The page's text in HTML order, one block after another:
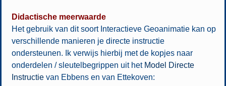
Didactische meerwaarde
Het gebruik van dit soort Interactieve Geoanimatie kan op
verschillende manieren je directe instructie
ondersteunen. Ik verwijs hierbij met de kopjes naar
onderdelen / sleutelbegrippen uit het Model Directe
Instructievan Ebbens en van Ettekoven: